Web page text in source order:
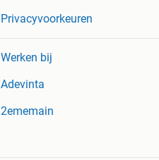
Privacyvoorkeuren
Werken bij
Adevinta
2ememain